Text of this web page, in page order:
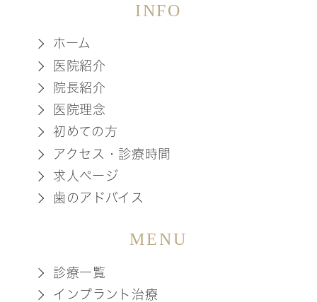
INFO
ホーム
医院紹介
院長紹介
医院理念
初めての方
アクセス・診療時間
求人ページ
歯のアドバイス
MENU
診療一覧
インプラント治療